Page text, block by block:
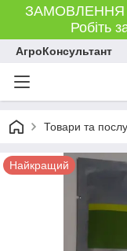
Робіть
АгроКонсультант
Товари та
Найкращий